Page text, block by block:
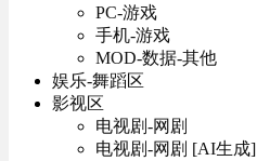
PC-游戏
手机-游戏
MOD-数据-其他
娱乐-舞蹈区
影视区
电视剧-网剧
电视剧-网剧 [AI生成]